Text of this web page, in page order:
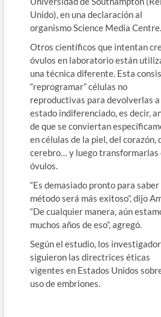
Unido), en una declaración al
organismo Science Media Centre.
Otros científicos que intentan
óvulos en laboratorio están
una técnica diferente. Esta
“reprogramar” células no
reproductivas para devolverlas a
estado indiferenciado, es decir,
de que se conviertan
en células de la piel, del corazón,
cerebro… y luego transformarlas
óvulos.
“Es demasiado pronto para saber
método será más exitoso”, dijo
“De cualquier manera, aún
muchos años de eso”, agregó.
Según el estudio, los
siguieron las directrices éticas
vigentes en Estados Unidos
uso de embriones.